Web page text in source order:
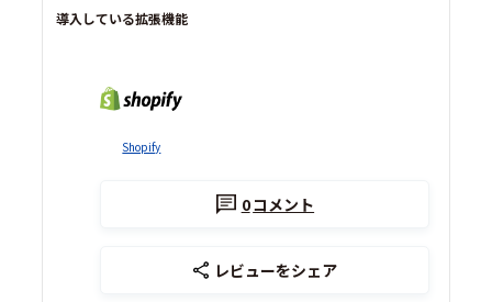
導入している拡張機能
Shopify
0コメント
レビューをシェア